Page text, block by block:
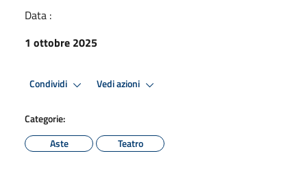
Data :
1 ottobre 2025
Condividi Vedi azioni
Categorie:
Aste
Teatro